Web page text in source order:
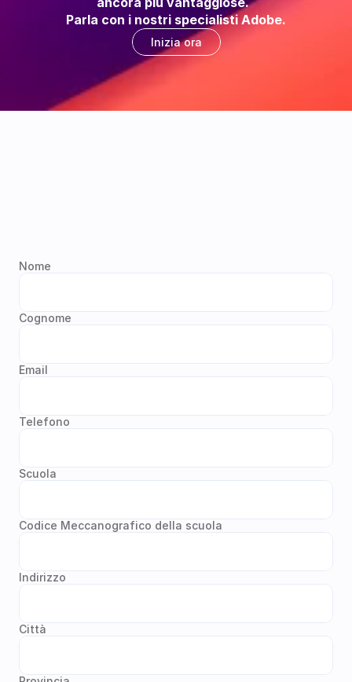
Parla con i nostri specialisti Adobe.
Inizia ora
Nome
Cognome
Email
Telefono
Scuola
Codice Meccanografico della scuola
Indirizzo
Città